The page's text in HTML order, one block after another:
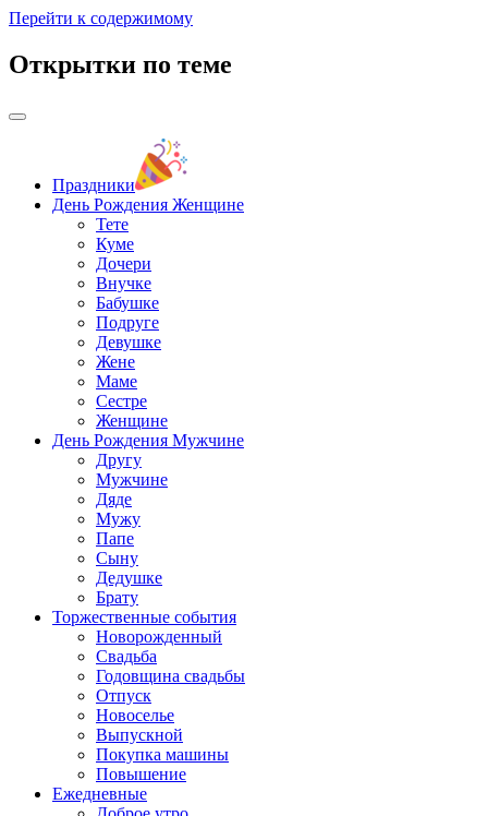
Перейти к содержимому
Открытки по теме
Праздники
День Рождения Женщине
Тете
Куме
Дочери
Внучке
Бабушке
Подруге
Девушке
Жене
Маме
Сестре
Женщине
День Рождения Мужчине
Другу
Мужчине
Дяде
Мужу
Папе
Сыну
Дедушке
Брату
Торжественные события
Новорожденный
Свадьба
Годовщина свадьбы
Отпуск
Новоселье
Выпускной
Покупка машины
Повышение
Ежедневные